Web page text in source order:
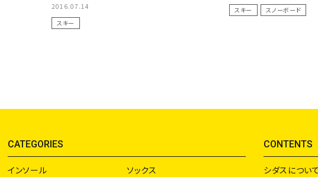
2016.07.14
スキー
スキー
スノーボード
CATEGORIES
インソール ソックス
CONTENTS
シダスについて